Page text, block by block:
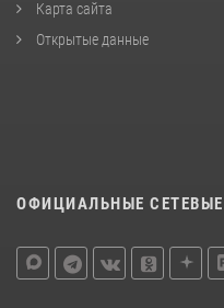
Карта сайта
Открытые данные
ОФИЦИАЛЬНЫЕ